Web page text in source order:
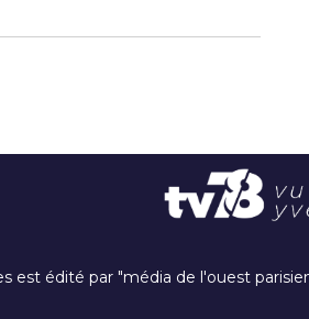
est édité par "média de l'ouest